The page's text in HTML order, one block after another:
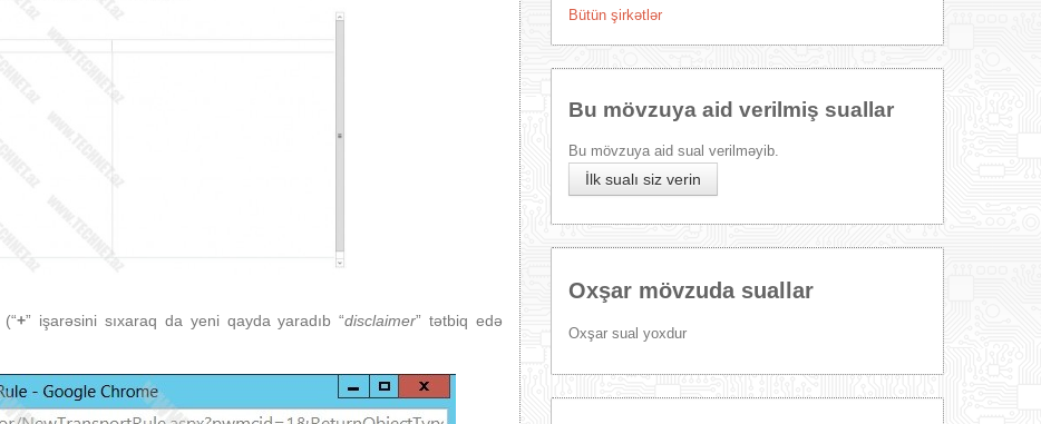
(“+” işarəsini sıxaraq da yeni qayda yaradıb “disclaimer” tətbiq edə
Bütün şirkətlər
Bu mövzuya aid verilmiş suallar
Bu mövzuya aid sual verilməyib.
İlk sualı siz verin
Oxşar mövzuda suallar
Oxşar sual yoxdur